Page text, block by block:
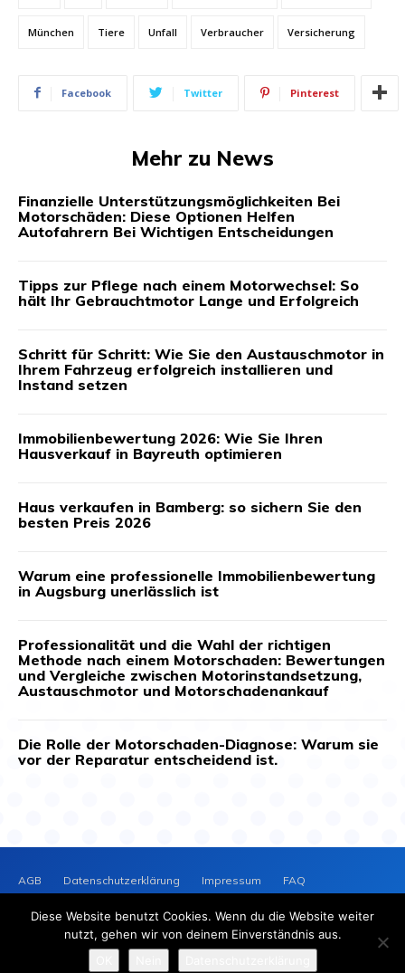
München Tiere Unfall Verbraucher Versicherung
Facebook Twitter Pinterest
Mehr zu News
Finanzielle Unterstützungsmöglichkeiten Bei
Motorschäden: Diese Optionen Helfen
Autofahrern Bei Wichtigen Entscheidungen
Tipps zur Pflege nach einem Motorwechsel: So
hält Ihr Gebrauchtmotor Lange und Erfolgreich
Schritt für Schritt: Wie Sie den Austauschmotor in
Ihrem Fahrzeug erfolgreich installieren und
Instand setzen
Immobilienbewertung 2026: Wie Sie Ihren
Hausverkauf in Bayreuth optimieren
Haus verkaufen in Bamberg: so sichern Sie den
besten Preis 2026
Warum eine professionelle Immobilienbewertung
in Augsburg unerlässlich ist
Professionalität und die Wahl der richtigen
Methode nach einem Motorschaden: Bewertungen
und Vergleiche zwischen Motorinstandsetzung,
Austauschmotor und Motorschadenankauf
Die Rolle der Motorschaden-Diagnose: Warum sie
vor der Reparatur entscheidend ist.
AGB Datenschutzerklärung Impressum
FAQ
PRESSEVERTEILERNEWS
Diese Website benutzt Cookies. Wenn du die Website weiter
nutzt, gehen wir von deinem Einverständnis aus.